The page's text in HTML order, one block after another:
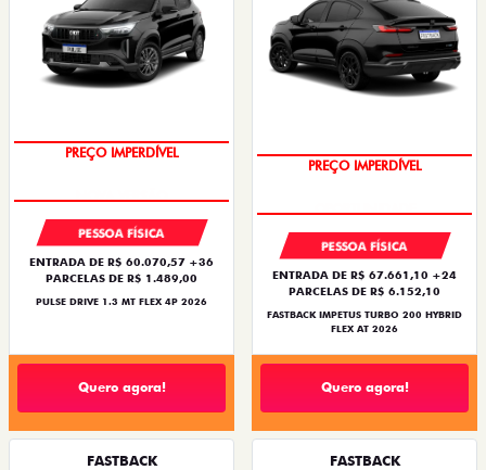
PREÇO IMPERDÍVEL
PESSOA FÍSICA
ENTRADA DE R$ 60.070,57 +36
PARCELAS DE R$ 1.489,00
PULSE DRIVE 1.3 MT FLEX 4P 2026
Quero agora!
PREÇO IMPERDÍVEL
PESSOA FÍSICA
ENTRADA DE R$ 67.661,10 +24
PARCELAS DE R$ 6.152,10
FASTBACK IMPETUS TURBO 200 HYBRID
FLEX AT 2026
Quero agora!
FASTBACK FASTBACK